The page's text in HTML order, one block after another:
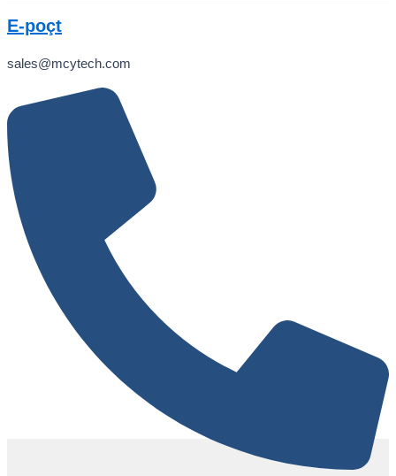
E-poçt
sales@mcytech.com